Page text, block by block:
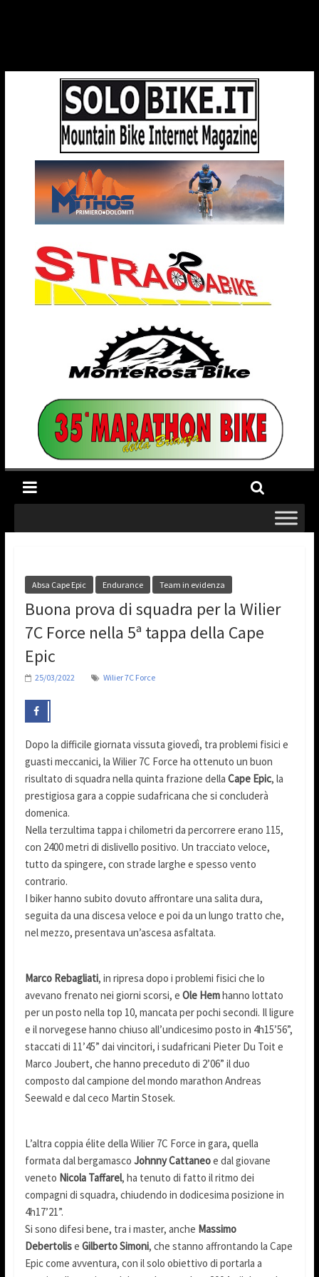
Absa Cape Epic Endurance Team in evidenza
Buona prova di squadra per la Wilier
7C Force nella 5ª tappa della Cape
Epic
25/03/2022 Wilier 7C Force
Dopo la difficile giornata vissuta giovedì, tra problemi fisici e
guasti meccanici, la Wilier 7C Force ha ottenuto un buon
risultato di squadra nella quinta frazione della Cape Epic, la
prestigiosa gara a coppie sudafricana che si concluderà
domenica.
Nella terzultima tappa i chilometri da percorrere erano 115,
con 2400 metri di dislivello positivo. Un tracciato veloce,
tutto da spingere, con strade larghe e spesso vento
contrario.
I biker hanno subito dovuto affrontare una salita dura,
seguita da una discesa veloce e poi da un lungo tratto che,
nel mezzo, presentava un’ascesa asfaltata.
Marco Rebagliati, in ripresa dopo i problemi fisici che lo
avevano frenato nei giorni scorsi, e Ole Hemhanno lottato
per un posto nella top 10, mancata per pochi secondi. Il ligure
e il norvegese hanno chiuso all’undicesimo posto in 4h15’56”,
staccati di 11’45” dai vincitori, i sudafricani Pieter Du Toit e
Marco Joubert, che hanno preceduto di 2’06” il duo
composto dal campione del mondo marathon Andreas
Seewald e dal ceco Martin Stosek.
L’altra coppia élite della Wilier 7C Force in gara, quella
formata dal bergamasco Johnny Cattaneoe dal giovane
veneto Nicola Taffarel, ha tenuto di fatto il ritmo dei
compagni di squadra, chiudendo in dodicesima posizione in
4h17’21”.
Si sono difesi bene, tra i master, anche Massimo
Debertolise Gilberto Simoni, che stanno affrontando la Cape
Epic come avventura, con il solo obiettivo di portarla a